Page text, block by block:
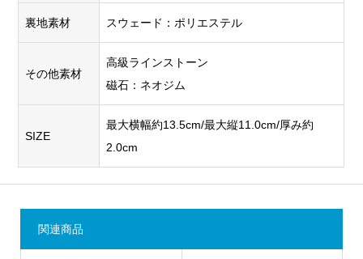
裏地素材 スウェード：ポリエステル
その他素材
高級ラインストーン
磁石：ネオジム
SIZE
最大横幅約13.5cm/最大縦11.0cm/厚み約
2.0cm
関連商品